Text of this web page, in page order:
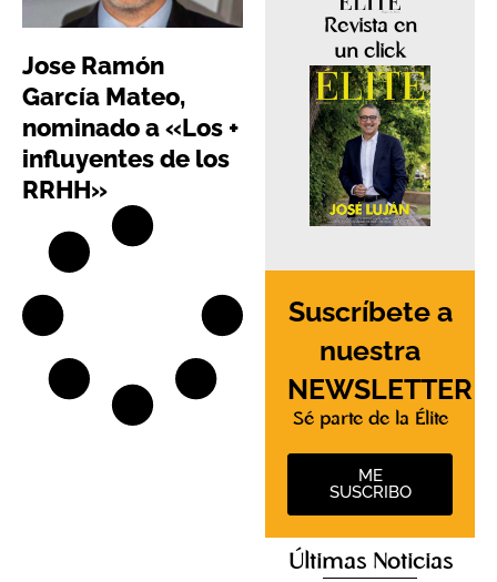
Jose Ramón
García Mateo,
nominado a «Los +
influyentes de los
RRHH»
Revista en
un click
Suscríbete a
nuestra
NEWSLETTER
Sé parte de la Élite
ME
SUSCRIBO
Últimas Noticias